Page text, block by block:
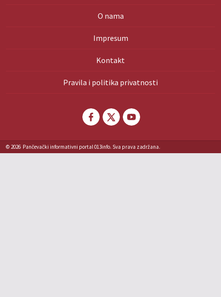
O nama
Impresum
Kontakt
Pravila i politika privatnosti
© 2026 Pančevački informativni portal 013info. Sva prava zadržana.